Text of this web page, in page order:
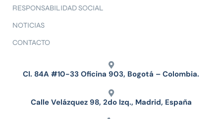
RESPONSABILIDAD SOCIAL
NOTICIAS
CONTACTO
Cl. 84A #10-33 Oficina 903, Bogotá – Colombia.
Calle Velázquez 98, 2do Izq., Madrid, España